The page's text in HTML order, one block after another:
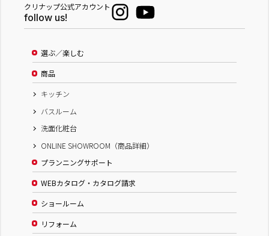
クリナップ公式アカウント
follow us!
選ぶ／楽しむ
商品
キッチン
バスルーム
洗面化粧台
ONLINE SHOWROOM（商品詳細）
プランニングサポート
WEBカタログ・カタログ請求
ショールーム
リフォーム